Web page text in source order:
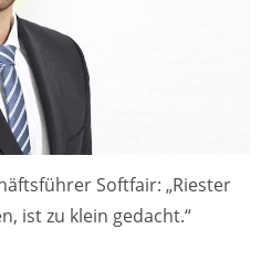
Softfair: „Riester
ist zu klein gedacht.“